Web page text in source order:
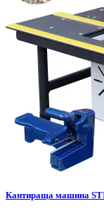
Кантираща машина